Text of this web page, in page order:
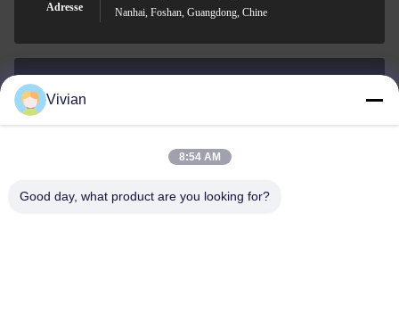
Adresse
Nanhai, Foshan, Guangdong, Chine
0086-158-1879-0524
Vivian
8:54 AM
Good day, what product are you looking for?